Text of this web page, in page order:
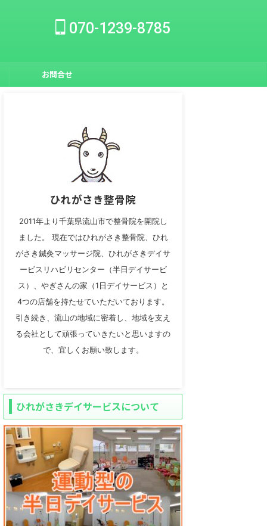
070-1239-8785
お問合せ
ひれがさき整骨院
2011年より千葉県流山市で整骨院を開院し
ました。 現在ではひれがさき整骨院、ひれ
がさき鍼灸マッサージ院、ひれがさきデイサ
ービスリハビリセンター（半日デイサービ
ス）、やぎさんの家（1日デイサービス）と
4つの店舗を持たせていただいております。
引き続き、流山の地域に密着し、地域を支え
る会社として頑張っていきたいと思いますの
で、宜しくお願い致します。
ひれがさきデイサービスについて